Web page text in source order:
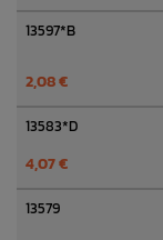
13597*B
2,08 €
13583*D
4,07 €
13579